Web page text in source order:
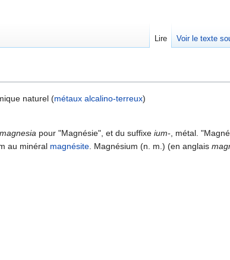
naturel (métaux alcalino-terreux)
magnesia pour "Magnésie", et du suffixe ium-, métal.
au minéral magnésite. Magnésium (n. m.) (en anglais
Lire Voir le texte